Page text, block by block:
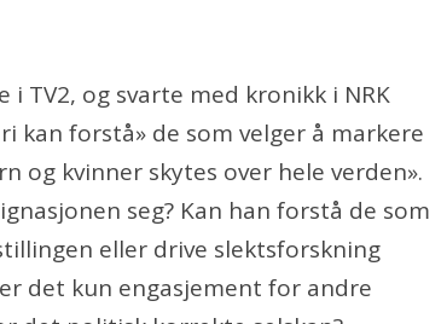
TV2, og svarte med kronikk i NRK
kan forstå» de som velger å markere
og kvinner skytes over hele verden».
seg? Kan han forstå de som
eller drive slektsforskning
det kun engasjement for andre